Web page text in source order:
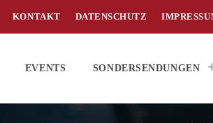
KONTAKT DATENSCHUTZ
EVENTS SONDERSENDUNGEN